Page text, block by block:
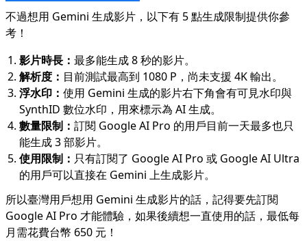
不過想用 Gemini 生成影片，以下有 5 點生成限制提供你參
考！
影片時長： 最多能生成 8 秒的影片。
解析度： 目前測試最高到 1080 P，尚未支援 4K 輸出。
浮水印： 使用 Gemini 生成的影片右下角會有可見水印與
SynthID 數位水印，用來標示為 AI 生成。
數量限制： 訂閱 Google AI Pro 的用戶目前一天最多也只
能生成 3 部影片。
使用限制： 只有訂閱了 Google AI Pro 或 Google AI Ultra
的用戶可以直接在 Gemini 上生成影片。
所以臺灣用戶想用 Gemini 生成影片的話，記得要先訂閱
Google AI Pro 才能體驗，如果後續想一直使用的話，最低每
月需花費台幣 650 元！